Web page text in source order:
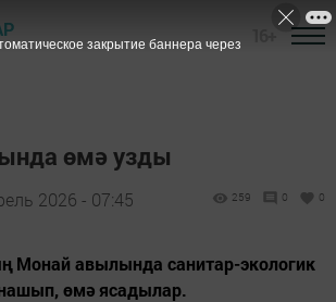
өмә узды
2026 - 07:45 259 0 0
Монай авылында санитар-экологик
өмә ясадылар.
закрытие баннера через